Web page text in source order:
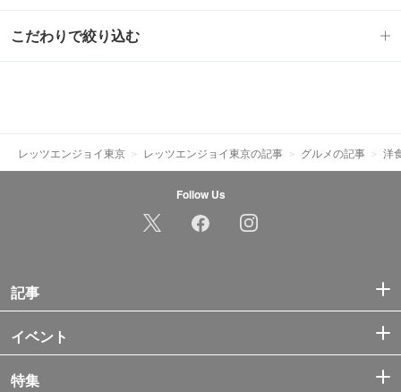
こだわりで絞り込む
レッツエンジョイ東京 レッツエンジョイ東京の記事 グルメの記事 洋
Follow Us
記事
イベント
特集